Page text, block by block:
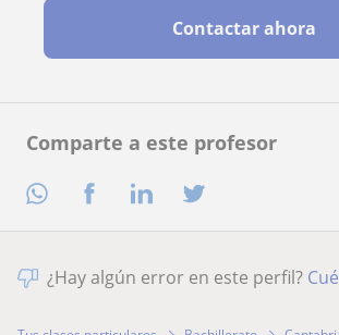
Comparte a este profesor
Contactar ahora
¿Hay algún error en este perfil?